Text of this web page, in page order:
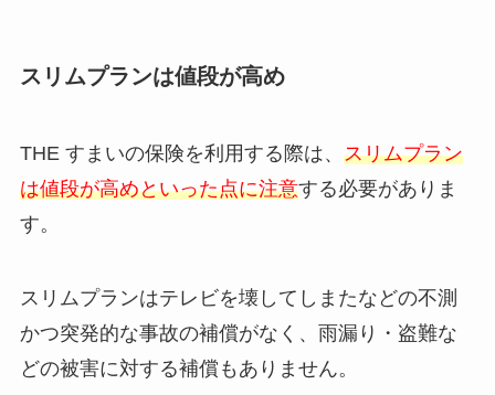
スリムプランは値段が高め
THE すまいの保険を利用する際は、 スリムプラン
は値段が高めといった点に注意する必要がありま
す。
スリムプランはテレビを壊してしまたなどの不測
かつ突発的な事故の補償がなく、雨漏り・盗難な
どの被害に対する補償もありません。